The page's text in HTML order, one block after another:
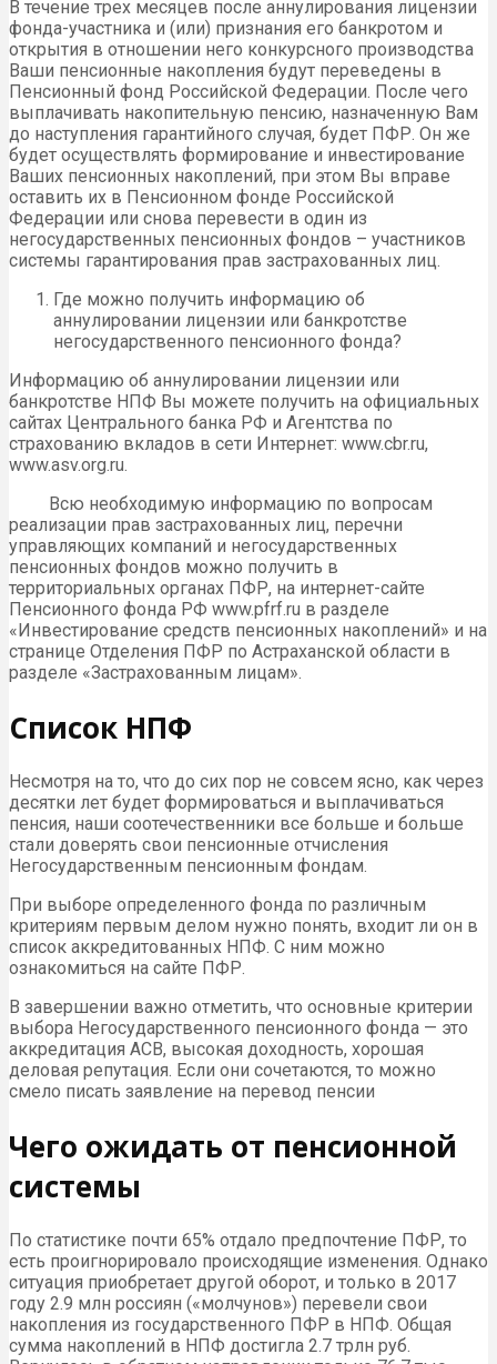
В течение трех месяцев после аннулирования лицензии
фонда-участника и (или) признания его банкротом и
открытия в отношении него конкурсного производства
Ваши пенсионные накопления будут переведены в
Пенсионный фонд Российской Федерации. После чего
выплачивать накопительную пенсию, назначенную Вам
до наступления гарантийного случая, будет ПФР. Он же
будет осуществлять формирование и инвестирование
Ваших пенсионных накоплений, при этом Вы вправе
оставить их в Пенсионном фонде Российской
Федерации или снова перевести в один из
негосударственных пенсионных фондов – участников
системы гарантирования прав застрахованных лиц.
Где можно получить информацию об
аннулировании лицензии или банкротстве
негосударственного пенсионного фонда?
Информацию об аннулировании лицензии или
банкротстве НПФ Вы можете получить на официальных
сайтах Центрального банка РФ и Агентства по
страхованию вкладов в сети Интернет: www.cbr.ru,
www.asv.org.ru.
Всю необходимую информацию по вопросам
реализации прав застрахованных лиц, перечни
управляющих компаний и негосударственных
пенсионных фондов можно получить в
территориальных органах ПФР, на интернет-сайте
Пенсионного фонда РФ www.pfrf.ru в разделе
«Инвестирование средств пенсионных накоплений» и на
странице Отделения ПФР по Астраханской области в
разделе «Застрахованным лицам».
Список НПФ
Несмотря на то, что до сих пор не совсем ясно, как через
десятки лет будет формироваться и выплачиваться
пенсия, наши соотечественники все больше и больше
стали доверять свои пенсионные отчисления
Негосударственным пенсионным фондам.
При выборе определенного фонда по различным
критериям первым делом нужно понять, входит ли он в
список аккредитованных НПФ. С ним можно
ознакомиться на сайте ПФР.
В завершении важно отметить, что основные критерии
выбора Негосударственного пенсионного фонда — это
аккредитация АСВ, высокая доходность, хорошая
деловая репутация. Если они сочетаются, то можно
смело писать заявление на перевод пенсии
Чего ожидать от пенсионной
системы
По статистике почти 65% отдало предпочтение ПФР, то
есть проигнорировало происходящие изменения. Однако
ситуация приобретает другой оборот, и только в 2017
году 2.9 млн россиян («молчунов») перевели свои
накопления из государственного ПФР в НПФ. Общая
сумма накоплений в НПФ достигла 2.7 трлн руб.